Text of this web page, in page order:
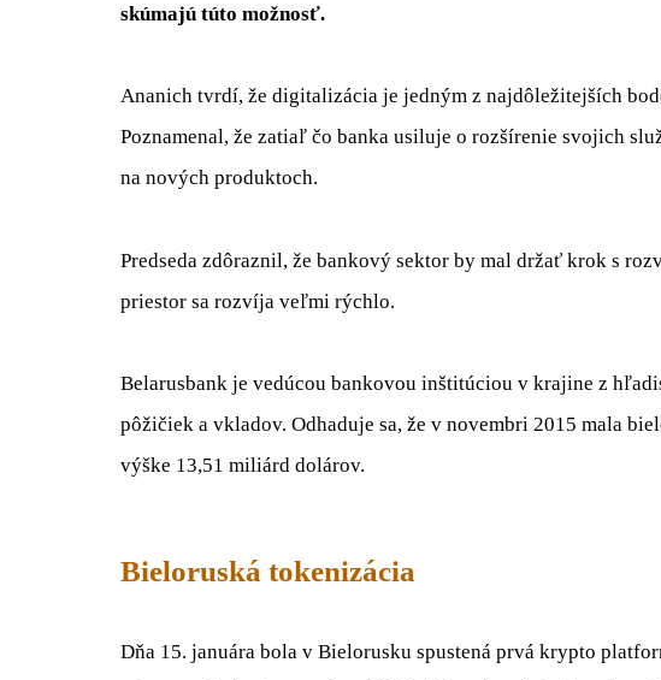
skúmajú túto možnosť.
Ananich tvrdí, že digitalizácia je jedným z najdôležitejších
Poznamenal, že zatiaľ čo banka usiluje o rozšírenie svojich
na nových produktoch.
Predseda zdôraznil, že bankový sektor by mal držať krok s
priestor sa rozvíja veľmi rýchlo.
Belarusbank je vedúcou bankovou inštitúciou v krajine z
pôžičiek a vkladov. Odhaduje sa, že v novembri 2015 mala
výške 13,51 miliárd dolárov.
Bieloruská tokenizácia
Dňa 15. januára bola v Bielorusku spustená prvá krypto